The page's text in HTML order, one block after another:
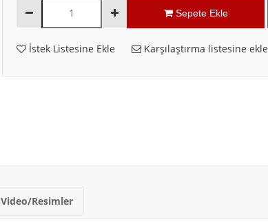
Sepete Ekle
İstek Listesine Ekle Karşılaştırma listesine ekle
Video/Resimler